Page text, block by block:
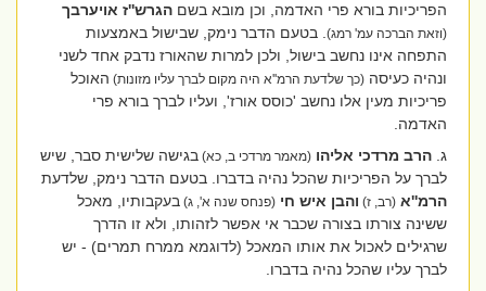
הפריכיות בורא פרי האדמה, וכן מובא בשםהגרש''ז אויערבך
(וזאת הברכה עמ' רמג). בטעם הדבר נימק, שבישול באמצעות
התפחה אינו נחשב בישול, ולכן למרות שהאורז נדבק אחד לשני
ונהיה כעיסה(כך שלדעת הרמ''א היה מקום לברך עליו מזונות)האוכל
פריכיות מעין אלו נחשב 'כוסס אורז', ועליו לברך בורא פרי
האדמה.
הרב מרדכי אליהו (מאמר מרדכי ב, כא)בגישה שלישית סבר, שיש
לברך על הפריכיות שהכל נהיה בדברו. בטעם הדבר נימק, שלדעת
הרמ''א(רב, ז) והבן איש חי (פנחס שנה א', ג) בעקבותיו, מאכל
ששינה צורתו בצורה שכבר אי אפשר לזהותו, ולא זו הדרך
שרגילים לאכול את אותו המאכל (לדוגמא ממרח תמרים) - יש
לברך עליו שהכל נהיה בדברו.